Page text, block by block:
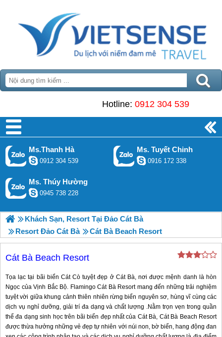
Hotline: 0912 304 539
Ms.Thanh Hà
0912 304 539
Ms. Tuyết Chinh
0916 172 338
Ms. Thúy Hường
0945 738 228
Khách Sạn, Resort Tại Đảo Cát Bà
Resort Đảo Cát Bà
Cát Bà Beach Resort
Cát Bà Beach Resort
Tọa lạc tại bãi biển Cát Cò tuyệt đẹp ở Cát Bà, nơi được mệnh danh là hòn
Ngọc của Vịnh Bắc Bộ. Flamingo Cát Bà Resort mang đến những trải nghiệm
tuyệt vời giữa khung cảnh thiên nhiên rừng biển nguyên sơ, hùng vĩ cùng các
dịch vụ nghỉ dưỡng, giải trí đa dạng và chất lượng .Nằm trọn vẹn trong quần
thể đa dạng sinh học trên bãi biển đẹp nhất của Cát Bà, Cát Bà Beach Resort
được thừa hưởng những vẻ đẹp tự nhiên với núi non, bờ biển, hang động đan